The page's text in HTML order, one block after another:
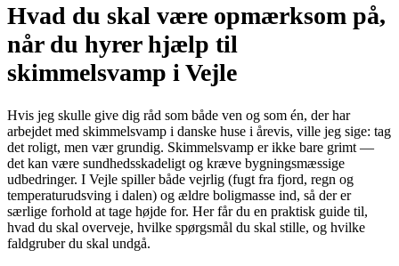
Hvad du skal være opmærksom på,
når du hyrer hjælp til
skimmelsvamp i Vejle
Hvis jeg skulle give dig råd som både ven og som én, der har
arbejdet med skimmelsvamp i danske huse i årevis, ville jeg sige: tag
det roligt, men vær grundig. Skimmelsvamp er ikke bare grimt —
det kan være sundhedsskadeligt og kræve bygningsmæssige
udbedringer. I Vejle spiller både vejrlig (fugt fra fjord, regn og
temperaturudsving i dalen) og ældre boligmasse ind, så der er
særlige forhold at tage højde for. Her får du en praktisk guide til,
hvad du skal overveje, hvilke spørgsmål du skal stille, og hvilke
faldgruber du skal undgå.